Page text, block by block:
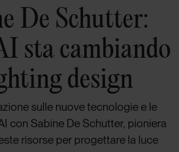
De Schutter:
sta cambiando
design
sulle nuove tecnologie e le
con Sabine De Schutter, pioniera
risorse per progettare la luce